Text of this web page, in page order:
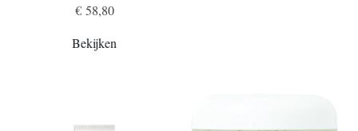
€ 58,80
Bekijken